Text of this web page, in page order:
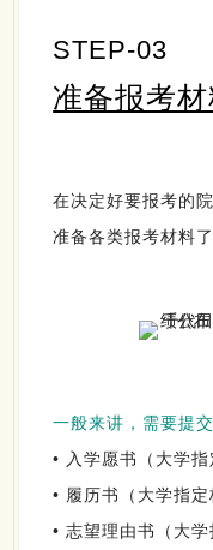
STEP-03
准备报考
在决定好要报考的
准备各类报考材料了
一般来讲，需要提
• 入学愿书（大学指
• 履历书（大学指定
• 志望理由书（大学